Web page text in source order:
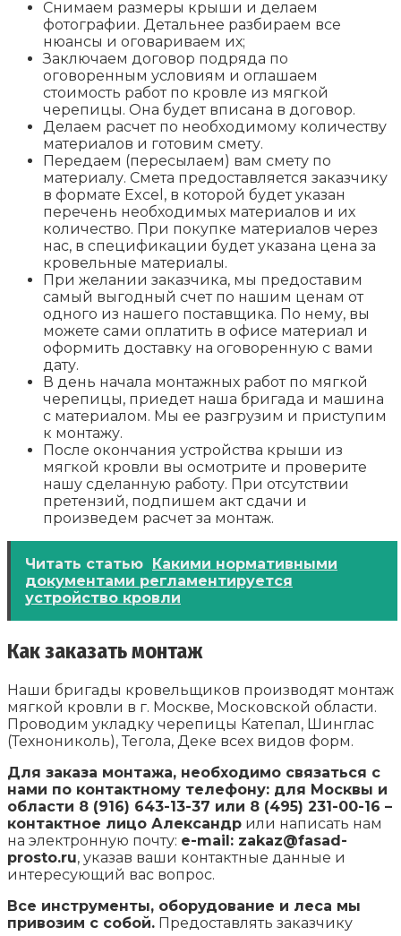
Снимаем размеры крыши и делаем
фотографии. Детальнее разбираем все
нюансы и оговариваем их;
Заключаем договор подряда по
оговоренным условиям и оглашаем
стоимость работ по кровле из мягкой
черепицы. Она будет вписана в договор.
Делаем расчет по необходимому количеству
материалов и готовим смету.
Передаем (пересылаем) вам смету по
материалу. Смета предоставляется заказчику
в формате Excel, в которой будет указан
перечень необходимых материалов и их
количество. При покупке материалов через
нас, в спецификации будет указана цена за
кровельные материалы.
При желании заказчика, мы предоставим
самый выгодный счет по нашим ценам от
одного из нашего поставщика. По нему, вы
можете сами оплатить в офисе материал и
оформить доставку на оговоренную с вами
дату.
В день начала монтажных работ по мягкой
черепицы, приедет наша бригада и машина
с материалом. Мы ее разгрузим и приступим
к монтажу.
После окончания устройства крыши из
мягкой кровли вы осмотрите и проверите
нашу сделанную работу. При отсутствии
претензий, подпишем акт сдачи и
произведем расчет за монтаж.
Читать статью Какими нормативными
документами регламентируется
устройство кровли
Как заказать монтаж
Наши бригады кровельщиков производят монтаж
мягкой кровли в г. Москве, Московской области.
Проводим укладку черепицы Катепал, Шинглас
(Технониколь), Тегола, Деке всех видов форм.
Для заказа монтажа, необходимо связаться с
нами по контактному телефону: для Москвы и
области 8 (916) 643-13-37 или 8 (495) 231-00-16 –
контактное лицо Александр или написать нам
на электронную почту: e-mail: zakaz@fasad-
prosto.ru, указав ваши контактные данные и
интересующий вас вопрос.
Все инструменты, оборудование и леса мы
привозим с собой. Предоставлять заказчику